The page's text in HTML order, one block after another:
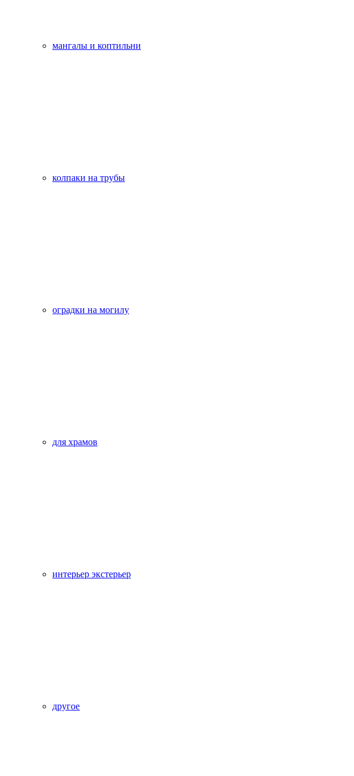
мангалы и коптильни
колпаки на трубы
оградки на могилу
для храмов
интерьер экстерьер
другое